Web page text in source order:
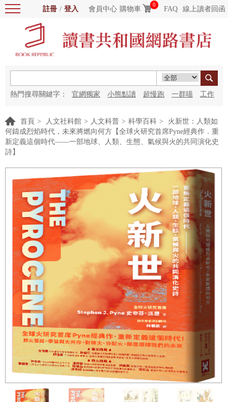
註冊 / 登入 會員中心 購物車
0
FAQ 線上讀者回函
熱門搜尋關鍵字： 官網獨家 小熊點讀 超慢跑 一群喵 工作
首頁 > 人文社科館 > 人文科普 > 科學百科 >
火新世：人類如
何鑄成烈焰時代，未來將燃向何方【全球火研究首席Pyne經典作．重
新定義這個時代——一部地球、人類、生態、氣候與火的共同演化史
詩】